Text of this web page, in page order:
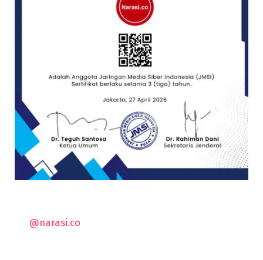
@narasi.co